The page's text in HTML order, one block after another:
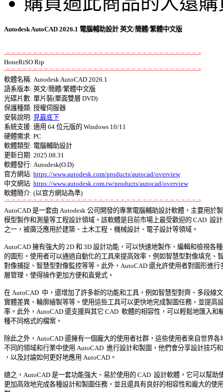
Autodesk AutoCAD 2026.1 電腦輔助設計 英文/簡體/繁體中文版
-=-=-=-=-=-=-=-=-=-=-=-=-=-=-=-=-=-=-=-=-=-=-=-=-=-=-=-=-=-=-=-=-=-=-=-=
-=-=-=-=-=-=-=-=-=-=-=-=-=-=-=-=-=-=-=-=-=-=-=-=-=-=-=-=-=-=-=-=-=-=-=-=
軟體名稱: Autodesk AutoCAD 2026.1
語系版本: 英文/簡體/繁體中文版
光碟片數: 單片裝(單面雙層 DVD)
保護種類: 授權伺服器
安裝說明: 見最底下
系統支援: 適用 64 位元版的 Windows 10/11
硬體需求: PC
軟體類型: 電腦輔助設計
更新日期: 2025.08.31
軟體發行: Autodesk(O.D)
官方網站: https://www.autodesk.com/products/autocad/overview
中文網站: https://www.autodesk.com.tw/products/autocad/overview
-=-=-=-=-=-=-=-=-=-=-=-=-=-=-=-=-=-=-=-=-=-=-=-=-=-=-=-=-=-=-=-=-=-=-=-=
AutoCAD 是一套由 Autodesk 公司開發的專業電腦輔助設計軟體，主要用於
模型製作和測量等工程設計領域。該軟體是目前市場上最受歡迎的 CAD  設
之一，被廣泛應用於建築、土木工程、機械設計、電子設計等領域。
AutoCAD 擁有強大的 2D 和 3D 設計功能，可以快速地製作、編輯和檢視各
的圖形。使用者可以通過自動化的工具來提高效率，例如智慧型對像填充、
對像捕捉、智慧型對像監控等等。此外，AutoCAD 還允許使用者對圖形進行
層管理，使得操作更加方便和直覺式。
在 AutoCAD  中，還增加了許多新的功能和工具，例如智慧型對齊、多段線
實體差異、輪廓繪製等等。使用這些工具可以更快地完成製圖任務，並提高
率。此外，AutoCAD 還支援與其它 CAD  軟體的相容性，可以輕鬆地匯入和
種不同格式的檔案。
除此之外，AutoCAD 還擁有一個龐大的使用者社群，這些使用者來自世界各
不同的領域和行業中使用 AutoCAD  進行設計和製圖，他們會分享設計技巧
，以及討論如何更好地應用 AutoCAD。
總之，AutoCAD 是一套功能強大、易於使用的 CAD  設計軟體，它可以幫助
更加高效地完成各種設計和製圖任務，並且還具有良好的相容性和龐大的使